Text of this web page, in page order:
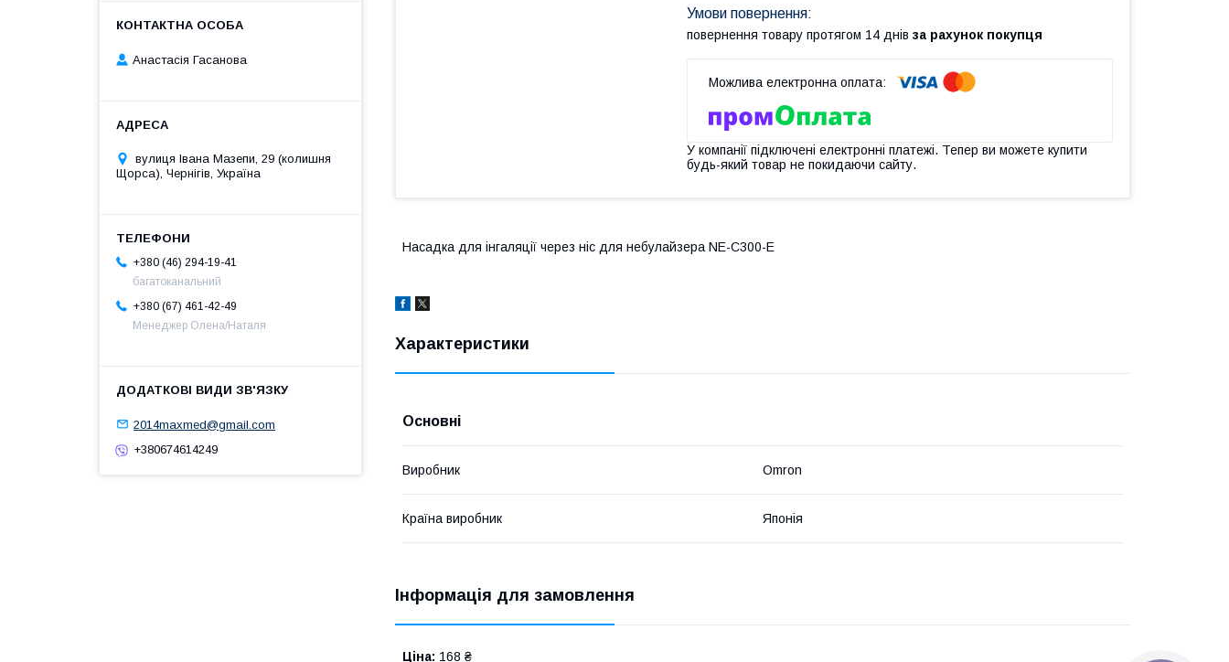
повернення товару протягом 14 днів за рахунок покупця
У компанії підключені електронні платежі. Тепер ви можете купити
будь-який товар не покидаючи сайту.
Насадка для інгаляції через ніс для небулайзера NE-C300-E
Характеристики
Основні
Виробник Omron
Країна виробник Японія
Інформація для замовлення
Ціна: 168 ₴
Анастасія Гасанова
вулиця Івана Мазепи, 29 (колишня
Щорса), Чернігів, Україна
+380 (46) 294-19-41
багатоканальний
+380 (67) 461-42-49
Менеджер Олена/Наталя
2014maxmed@gmail.com
+380674614249